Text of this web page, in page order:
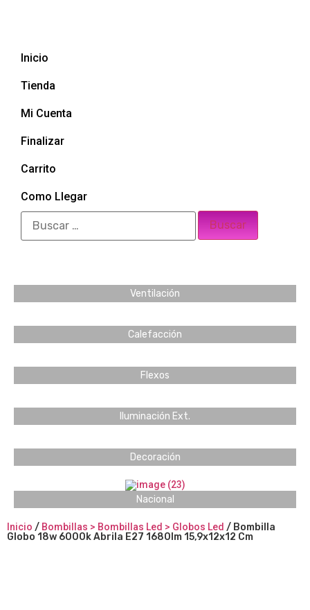
Inicio
Tienda
Mi Cuenta
Finalizar
Carrito
Como Llegar
Ventilación
Calefacción
Flexos
Iluminación Ext.
Decoración
Nacional
Inicio / Bombillas > Bombillas Led > Globos Led / Bombilla
Globo 18w 6000k Abrila E27 1680lm 15,9x12x12 Cm